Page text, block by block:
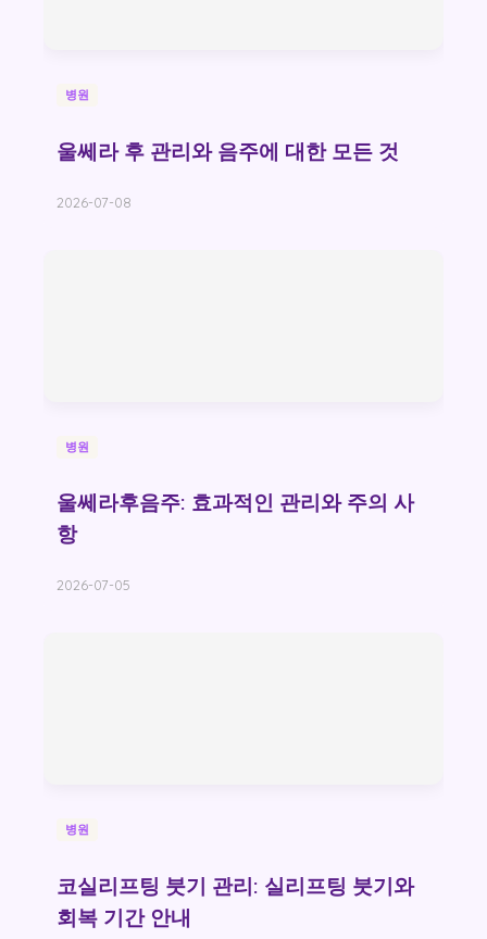
병원
울쎄라 후 관리와 음주에 대한 모든 것
2026-07-08
병원
울쎄라후음주: 효과적인 관리와 주의 사
항
2026-07-05
병원
코실리프팅 붓기 관리: 실리프팅 붓기와
회복 기간 안내